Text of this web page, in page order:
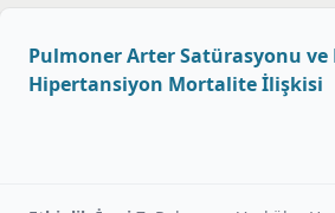
Pulmoner Arter Satürasyonu ve
Hipertansiyon Mortalite İlişkisi